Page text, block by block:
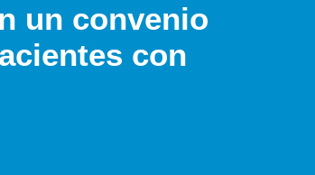
un convenio
con